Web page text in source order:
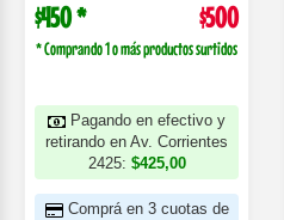
$450 * $500
* Comprando 1 o más productos surtidos
Pagando en efectivo y
retirando en Av. Corrientes
2425: $425,00
Comprá en 3 cuotas de